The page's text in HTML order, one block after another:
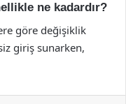
ne kadardır?
göre değişiklik
giriş sunarken,